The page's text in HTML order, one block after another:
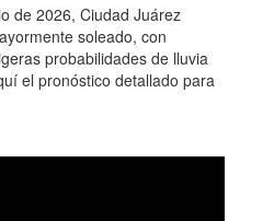
de 2026, Ciudad Juárez
soleado, con
probabilidades de lluvia
el pronóstico detallado para